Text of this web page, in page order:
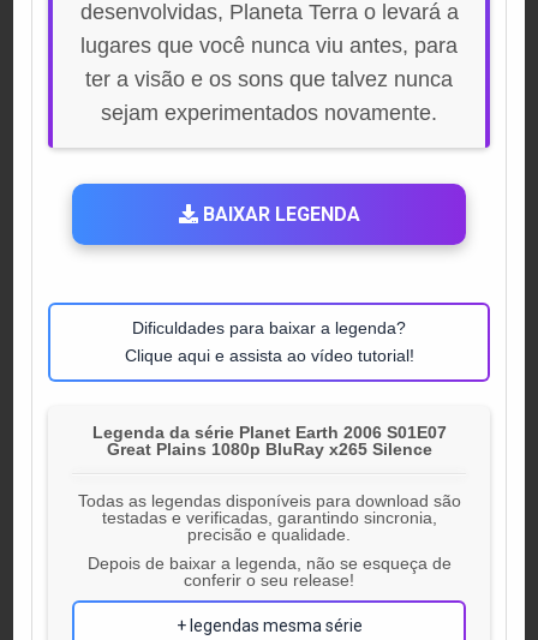
desenvolvidas, Planeta Terra o levará a
lugares que você nunca viu antes, para
ter a visão e os sons que talvez nunca
sejam experimentados novamente.
BAIXAR LEGENDA
Dificuldades para baixar a legenda?
Clique aqui e assista ao vídeo tutorial!
Legenda da série Planet Earth 2006 S01E07
Great Plains 1080p BluRay x265 Silence
Todas as legendas disponíveis para download são
testadas e verificadas, garantindo sincronia,
precisão e qualidade.
Depois de baixar a legenda, não se esqueça de
conferir o seu release!
+ legendas mesma série